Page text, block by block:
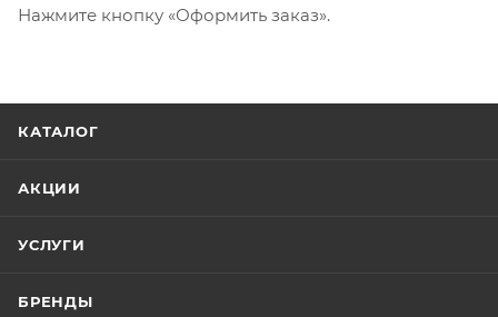
Нажмите кнопку «Оформить заказ».
КАТАЛОГ
АКЦИИ
УСЛУГИ
БРЕНДЫ